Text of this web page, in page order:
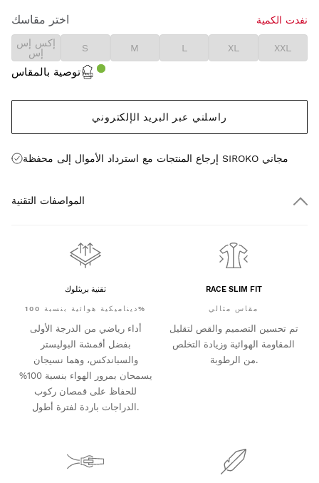
اختر مقاسك
نفدت الكمية
إكس إس
إس
S M L XL XXL
توصية بالمقاس
راسلني عبر البريد الإلكتروني
إرجاع المنتجات مع استرداد الأموال إلى محفظة SIROKO مجاني
المواصفات التقنية
تقنية بريثلوك
ديناميكية هوائية بنسبة 100%
أداء رياضي من الدرجة الأولى
بفضل أقمشة البوليستر
والسباندكس، وهما نسيجان
يسمحان بمرور الهواء بنسبة 100%
للحفاظ على قمصان ركوب
الدراجات باردة لفترة أطول.
RACE SLIM FIT
مقاس مثالي
تم تحسين التصميم والقص لتقليل
المقاومة الهوائية وزيادة التخلص
من الرطوبة.